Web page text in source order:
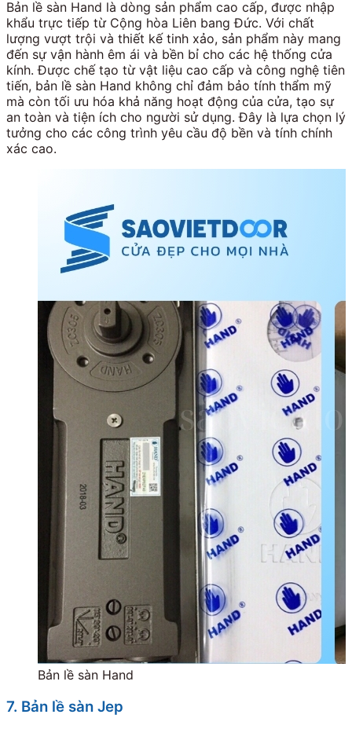
Bản lề sàn Hand là dòng sản phẩm cao cấp, được nhập
khẩu trực tiếp từ Cộng hòa Liên bang Đức. Với chất
lượng vượt trội và thiết kế tinh xảo, sản phẩm này mang
đến sự vận hành êm ái và bền bỉ cho các hệ thống cửa
kính. Được chế tạo từ vật liệu cao cấp và công nghệ tiên
tiến, bản lề sàn Hand không chỉ đảm bảo tính thẩm mỹ
mà còn tối ưu hóa khả năng hoạt động của cửa, tạo sự
an toàn và tiện ích cho người sử dụng. Đây là lựa chọn lý
tưởng cho các công trình yêu cầu độ bền và tính chính
xác cao.
Bản lề sàn Hand
7. Bản lề sàn Jep